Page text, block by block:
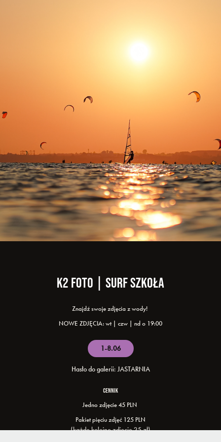
K2 FOTO | SURF SZkołA
Znajdź swoje zdjęcia z wody!
NOWE ZDJĘCIA: wt | czw | nd o 19:00
1-8.06
Hasło do galerii: JASTARNIA
CENNIK
Jedno zdjęcie 45 PLN
Pakiet pięciu zdjęć 125 PLN
(każde kolejne zdjęcie 25 zł)